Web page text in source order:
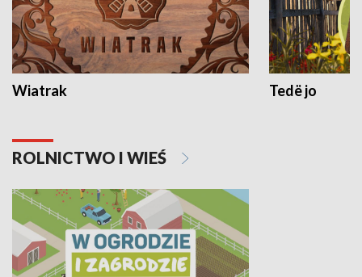
Wiatrak Tedë jo
ROLNICTWO I WIEŚ